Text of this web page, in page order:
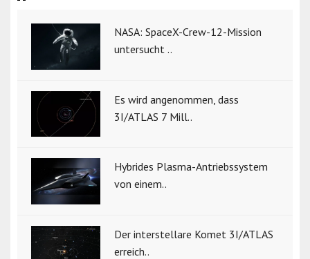
NASA: SpaceX-Crew-12-Mission
untersucht ..
Es wird angenommen, dass
3I/ATLAS 7 Mill..
Hybrides Plasma-Antriebssystem
von einem..
Der interstellare Komet 3I/ATLAS
erreich..